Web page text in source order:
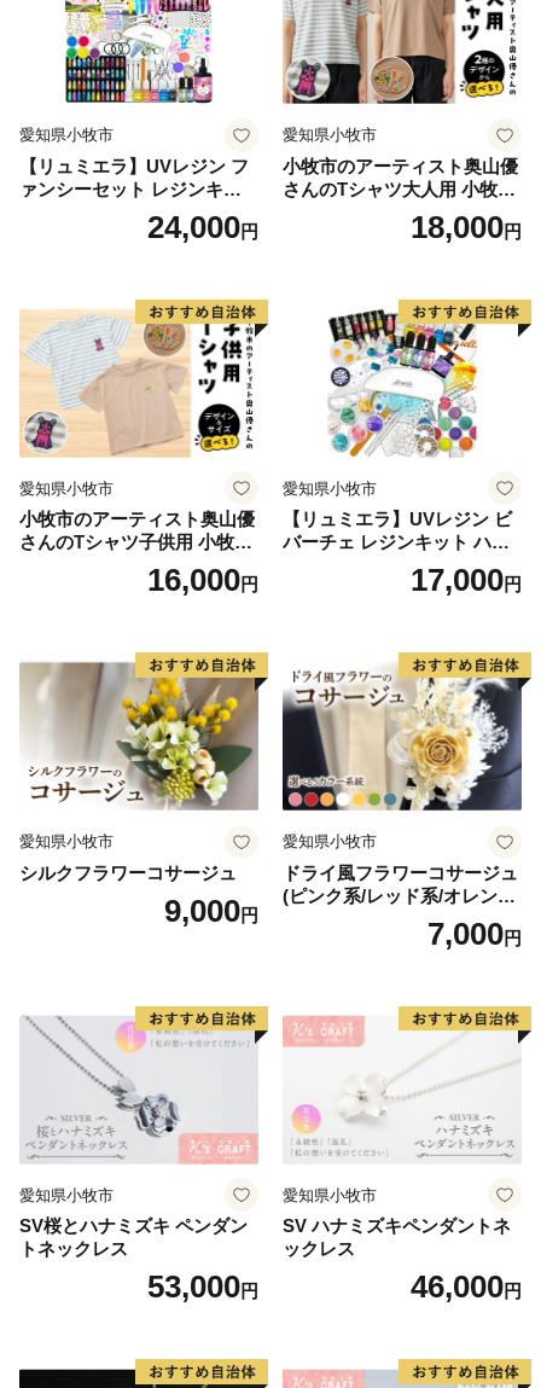
愛知県小牧市
【リュミエラ】UVレジン フ
ァンシーセット レジンキッ
ト ハンドメイド レジンクラ
フト アクセサリーキット 手
24,000円
愛知県小牧市
小牧市のアーティスト奥山優
さんのTシャツ大人用 小牧市
18,000円
愛知県小牧市
小牧市のアーティスト奥山優
さんのTシャツ子供用 小牧市
16,000円
愛知県小牧市
【リュミエラ】UVレジン ビ
バーチェ レジンキット ハン
ドメイド レジンクラフト ア
クセサリーキット 手作り セ
17,000円
愛知県小牧市
シルクフラワーコサージュ
9,000円
愛知県小牧市
ドライ風フラワーコサージュ
(ピンク系/レッド系/オレンジ
系/ホワイト系/イエロー系/グ
リーン系/ブルー系）7,000円
愛知県小牧市
SV桜とハナミズキ ペンダン
トネックレス
53,000円
愛知県小牧市
SV ハナミズキペンダントネ
ックレス
46,000円